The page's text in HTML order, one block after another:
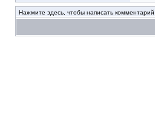
Нажмите здесь, чтобы написать